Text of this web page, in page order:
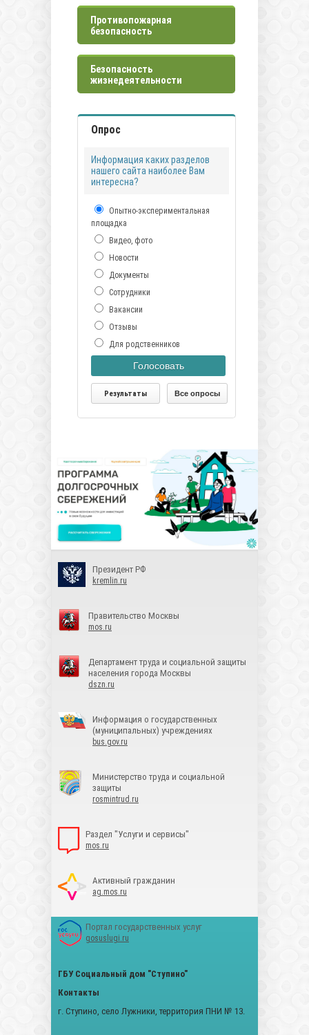
Противопожарная
безопасность
Безопасность
жизнедеятельности
Опрос
Информация каких разделов
нашего сайта наиболее Вам
интересна?
Опытно-экспериментальная
площадка
Видео, фото
Новости
Документы
Сотрудники
Вакансии
Отзывы
Для родственников
Голосовать
Результаты Все опросы
Президент РФ
kremlin.ru
Правительство Москвы
mos.ru
Департамент труда и социальной защиты
населения города Москвы
dszn.ru
Информация о государственных
(муниципальных) учреждениях
bus.gov.ru
Министерство труда и социальной
защиты
rosmintrud.ru
Раздел "Услуги и сервисы"
mos.ru
Активный гражданин
ag.mos.ru
Портал государственных услуг
gosuslugi.ru
ГБУ Социальный дом "Ступино"
Контакты
г. Ступино, село Лужники, территория ПНИ № 13.